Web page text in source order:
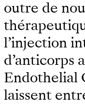
outre de
l’injection
d’anticorps
Endothelial
laissent